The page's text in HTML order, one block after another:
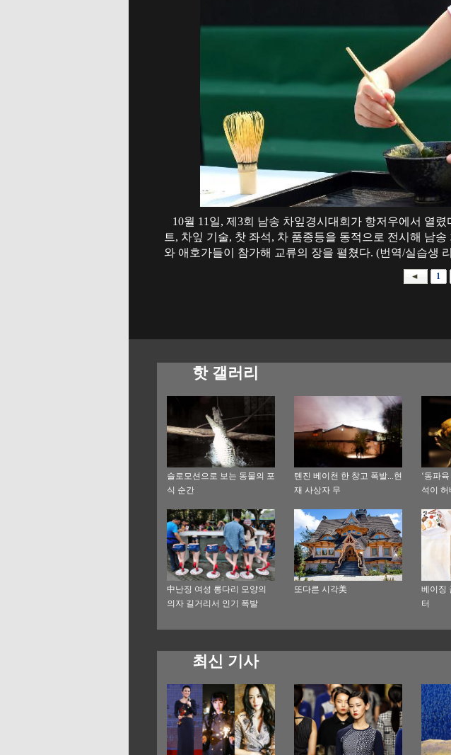
10월 11일, 제3회 남송 차잎경시대회가 항저우에서 열
트, 차잎 기술, 찻 좌석, 차 품종등을 동적으로 전시해 남
와 애호가들이 참가해 교류의 장을 펼쳤다. (번역/실습생
1
핫 갤러리
슬로모션으로 보는 동물의 포
식 순간
톈진 베이천 한 창고 폭발...현
재 사상자 무
‘동파
석이
中난징 여성 롱다리 모양의
의자 길거리서 인기 폭발
또다른 시각美
베이징
터
최신 기사